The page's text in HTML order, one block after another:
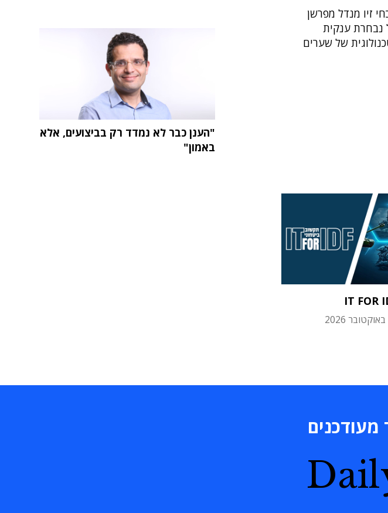
זיו מנדל מפרשן
נבחרת ענקית
IT FOR
"הענן כבר לא נמדד רק בביצועים, אלא
באמון"